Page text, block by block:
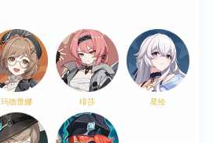
玛德蕾娜 绯莎 星绘